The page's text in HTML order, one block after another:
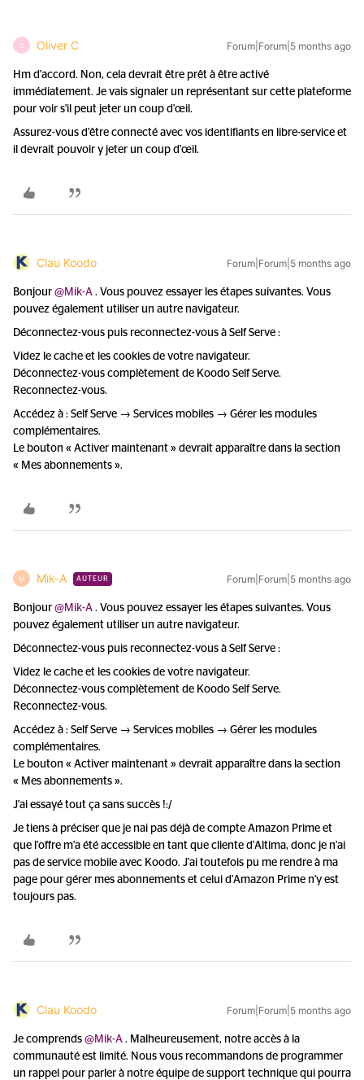
O Oliver C Forum|Forum|5 months ago
Hm d'accord. Non, cela devrait être prêt à être activé
immédiatement. Je vais signaler un représentant sur cette plateforme
pour voir s'il peut jeter un coup d'œil.
Assurez-vous d'être connecté avec vos identifiants en libre-service et
il devrait pouvoir y jeter un coup d'œil.
Clau Koodo Forum|Forum|5 months ago
Bonjour ​ @Mik-A . Vous pouvez essayer les étapes suivantes. Vous
pouvez également utiliser un autre navigateur.
Déconnectez-vous puis reconnectez-vous à Self Serve :
Videz le cache et les cookies de votre navigateur.
Déconnectez-vous complètement de Koodo Self Serve.
Reconnectez-vous.
Accédez à : Self Serve → Services mobiles → Gérer les modules
complémentaires.
Le bouton « Activer maintenant » devrait apparaître dans la section
« Mes abonnements ».
M Mik-A AUTEUR Forum|Forum|5 months ago
Bonjour ​ @Mik-A . Vous pouvez essayer les étapes suivantes. Vous
pouvez également utiliser un autre navigateur.
Déconnectez-vous puis reconnectez-vous à Self Serve :
Videz le cache et les cookies de votre navigateur.
Déconnectez-vous complètement de Koodo Self Serve.
Reconnectez-vous.
Accédez à : Self Serve → Services mobiles → Gérer les modules
complémentaires.
Le bouton « Activer maintenant » devrait apparaître dans la section
« Mes abonnements ».
J'ai essayé tout ça sans succès !:/
Je tiens à préciser que je nai pas déjà de compte Amazon Prime et
que l'offre m'a été accessible en tant que cliente d'Altima, donc je n'ai
pas de service mobile avec Koodo. J'ai toutefois pu me rendre à ma
page pour gérer mes abonnements et celui d'Amazon Prime n'y est
toujours pas.
Clau Koodo Forum|Forum|5 months ago
Je comprends ​ @Mik-A . Malheureusement, notre accès à la
communauté est limité. Nous vous recommandons de programmer
un rappel pour parler à notre équipe de support technique qui pourra